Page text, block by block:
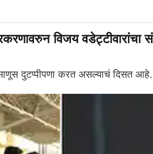
विजय वडेट्टीवारांचा
दुटप्पीपणा करत असल्याचं दिसत आहे.